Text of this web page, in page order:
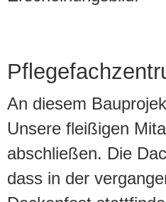
An diesem
Unsere fleißigen
abschließen. Die
dass in der